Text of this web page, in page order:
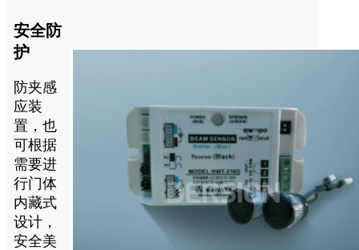
安全防
护
防夹感
应装
置，也
可根据
需要进
行门体
内藏式
设计，
安全美